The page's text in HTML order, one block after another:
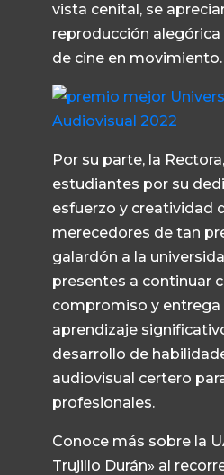
vista cenital, se
reproducción
de cine en movimiento.
Por su parte, la
estudiantes por su
esfuerzo y creatividad
merecedores de tan
galardón a la
presentes a continuar
compromiso y entrega
aprendizaje
desarrollo de
audiovisual certero
profesionales.
Conoce más sobre la
Trujillo Durán» al